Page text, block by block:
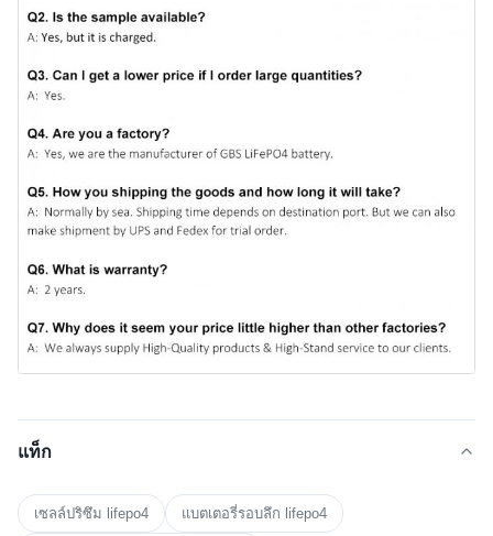
แท็ก
เซลล์ปริซึม lifepo4 แบตเตอรี่รอบลึก lifepo4